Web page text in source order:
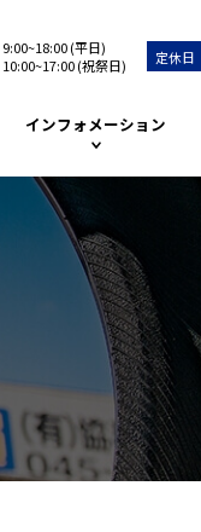
9:00~18:00 (平日)
10:00~17:00 (祝祭日)
定休日
インフォメーション
協和タイヤの特徴
タイヤの種類と選び
タイヤメンテナンス
よくある質問
お問い合せ